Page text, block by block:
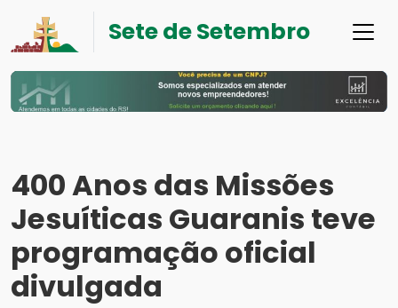
Sete de Setembro
400 Anos das Missões
Jesuíticas Guaranis teve
programação oficial
divulgada